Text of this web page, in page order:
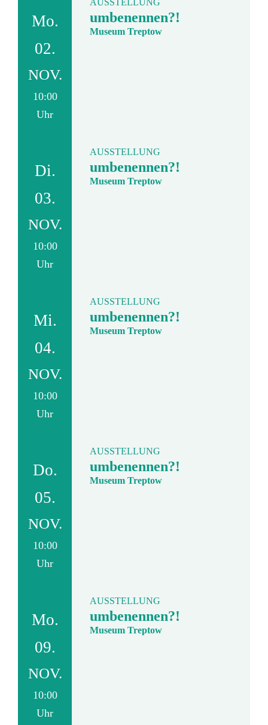
Mo.
02.
NOV.
10:00
Uhr
AUSSTELLUNG
umbenennen?!
Museum Treptow
Di.
03.
NOV.
10:00
Uhr
AUSSTELLUNG
umbenennen?!
Museum Treptow
Mi.
04.
NOV.
10:00
Uhr
AUSSTELLUNG
umbenennen?!
Museum Treptow
Do.
05.
NOV.
10:00
Uhr
AUSSTELLUNG
umbenennen?!
Museum Treptow
Mo.
09.
NOV.
10:00
Uhr
AUSSTELLUNG
umbenennen?!
Museum Treptow